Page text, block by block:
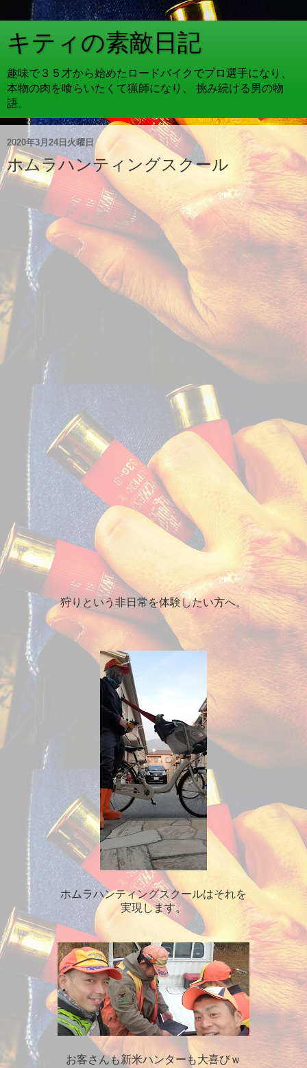
キティの素敵日記
趣味で３５才から始めたロードバイクでプロ選手になり、
本物の肉を喰らいたくて猟師になり、 挑み続ける男の物
語。
2020年3月24日火曜日
ホムラハンティングスクール
狩りという非日常を体験したい方へ。
ホムラハンティングスクールはそれを
実現します。
お客さんも新米ハンターも大喜びｗ